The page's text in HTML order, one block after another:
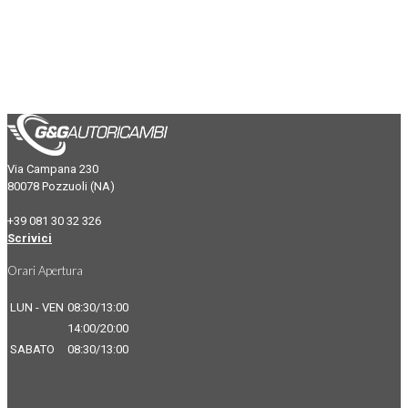
Via Campana 230
80078 Pozzuoli (NA)
+39 081 30 32 326
Scrivici
Orari Apertura
LUN - VEN 08:30/13:00
14:00/20:00
SABATO
08:30/13:00